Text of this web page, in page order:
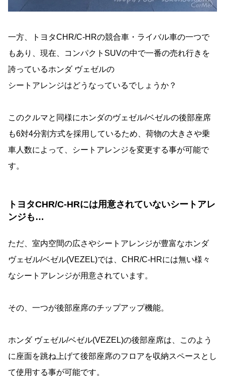
一方、トヨタCHR/C-HRの競合車・ライバル車の一つで
もあり、現在、コンパクトSUVの中で一番の売れ行きを
誇っているホンダ ヴェゼルの
シートアレンジはどうなっているでしょうか？
このクルマと同様にホンダのヴェゼル/ベゼルの後部座席
も6対4分割方式を採用しているため、荷物の大きさや乗
車人数によって、シートアレンジを変更する事が可能で
す。
トヨタCHR/C-HRには用意されていないシートアレ
ンジも…
ただ、室内空間の広さやシートアレンジが豊富なホンダ
ヴェゼル/ベゼル(VEZEL)では、CHR/C-HRには無い様々
なシートアレンジが用意されています。
その、一つが後部座席のチップアップ機能。
ホンダ ヴェゼル/ベゼル(VEZEL)の後部座席は、このよう
に座面を跳ね上げて後部座席のフロアを収納スペースとし
て使用する事が可能です。